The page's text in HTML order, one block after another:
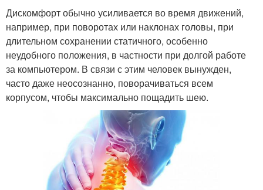
Дискомфорт обычно усиливается во время движений,
например, при поворотах или наклонах головы, при
длительном сохранении статичного, особенно
неудобного положения, в частности при долгой работе
за компьютером. В связи с этим человек вынужден,
часто даже неосознанно, поворачиваться всем
корпусом, чтобы максимально пощадить шею.